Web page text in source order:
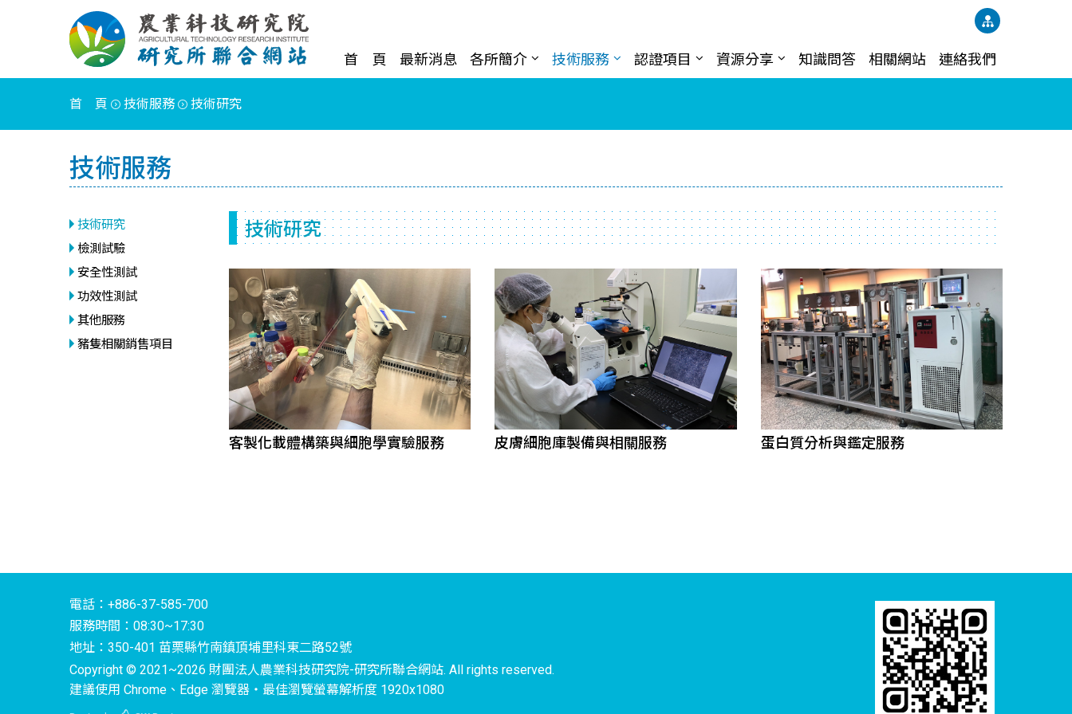
首 頁 最新消息 各所簡介 技術服務 認證項目 資源分享 知識問答 相關網站 連絡我們
首 頁 技術服務 技術研究
技術服務
技術研究
檢測試驗
安全性測試
功效性測試
其他服務
豬隻相關銷售項目
技術研究
客製化載體構築與細胞學實驗服務 皮膚細胞庫製備與相關服務 蛋白質分析與鑑定服務
電話：+886-37-585-700
服務時間：08:30~17:30
地址：350-401 苗栗縣竹南鎮頂埔里科東二路52號
Copyright © 2021~2026 財團法人農業科技研究院-研究所聯合網站. All rights reserved.
建議使用 Chrome、Edge 瀏覽器‧最佳瀏覽螢幕解析度 1920x1080